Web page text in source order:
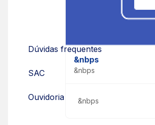
&nbps
&nbps
&nbps
sobre nossos produtos e
Dúvidas frequentes
SAC
Ouvidoria